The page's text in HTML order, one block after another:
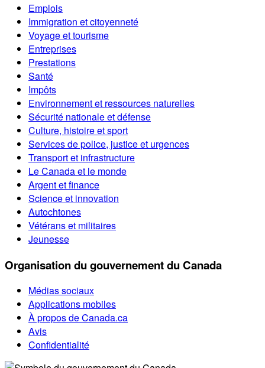
Emplois
Immigration et citoyenneté
Voyage et tourisme
Entreprises
Prestations
Santé
Impôts
Environnement et ressources naturelles
Sécurité nationale et défense
Culture, histoire et sport
Services de police, justice et urgences
Transport et infrastructure
Le Canada et le monde
Argent et finance
Science et innovation
Autochtones
Vétérans et militaires
Jeunesse
Organisation du gouvernement du Canada
Médias sociaux
Applications mobiles
À propos de Canada.ca
Avis
Confidentialité